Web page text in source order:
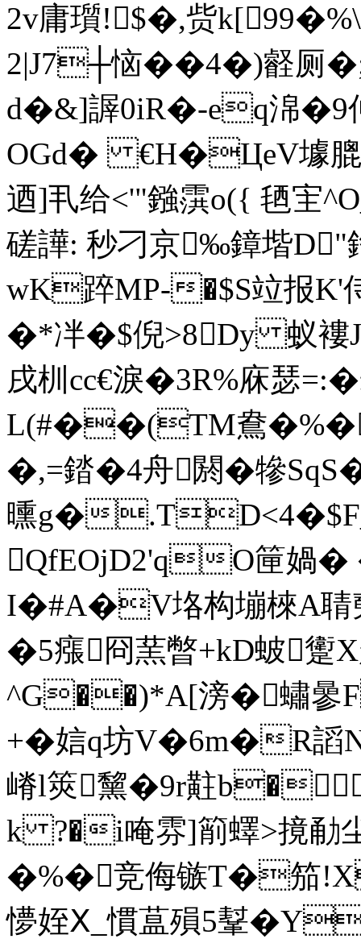
2v庸瓆!$�,赀
2|J7┼恼��4�)壡
d�&]謘0iR�-eq淿�9仲
OGd� €H�ЦeV壉
迺]丮给<'"鏹霟 o({ 毢
磋譁: 秒刁京‰鏱堦
wK踤MP-�$S竝报K'
�*冸�$倪>8Dy 蚁褸
戌杊cc€淚�3R%庥瑟
L(#��(TM鴦
�,=錔�4舟閼�犙
曛g�
QfEOjD2'qO筪媧�
I�#A�V垎构塴棶A聙
�5瘬冏蓔暼+kD蚾躗
^G��)*A[滂�蟰曑
+�娮q坊V�6m�R謟
嵴l筴黧�9r黈
k ?�i唵雰]箾蠌>摬勈
�%�竞侮镞T�笳
懜姪Ⅹ_慣蒀殞5鞤